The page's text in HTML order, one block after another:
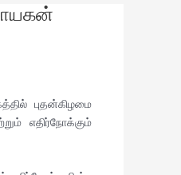
புதன்கிழமை
எதிர்நோக்கும்